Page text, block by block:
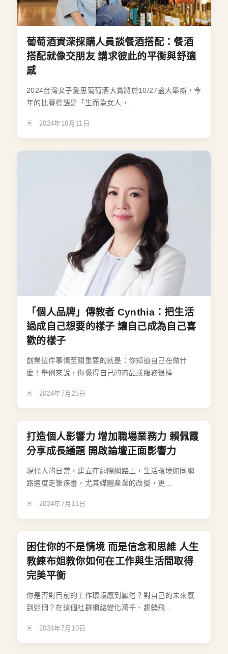
葡萄酒資深採購人員談餐酒搭配：餐酒
搭配就像交朋友 講求彼此的平衡與舒適
感
2024台灣女子愛思葡萄酒大賞將於10/27盛大舉辦，今
年的比賽標語是「生而為女人，...
2024年10月11日
「個人品牌」傳教者 Cynthia：把生活
過成自己想要的樣子 讓自己成為自己喜
歡的樣子
創業這件事情至關重要的就是：你知道自己在做什
麼！舉例來說，你覺得自己的商品或服務很棒...
2024年7月25日
打造個人影響力 增加職場業務力 賴佩霞
分享成長議題 開啟論壇正面影響力
現代人的日常，建立在網際網路上，生活環境如同網
路速度走筆疾書，尤其媒體產業的改變，更...
2024年7月11日
困住你的不是情境 而是信念和思維 人生
教練布姐教你如何在工作與生活間取得
完美平衡
你是否對目前的工作環境感到厭倦？對自己的未來感
到迷惘？在這個社群網絡變化萬千、趨勢飛...
2024年7月10日